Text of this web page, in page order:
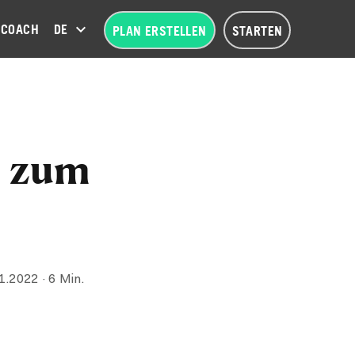
COACH DEUTSCH (DE)PLAN ERSTELLEN STARTEN
· 6 Min.